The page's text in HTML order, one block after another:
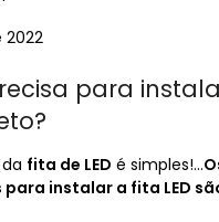
2022
para
fita de LED é simples!…
para instalar a fita LED